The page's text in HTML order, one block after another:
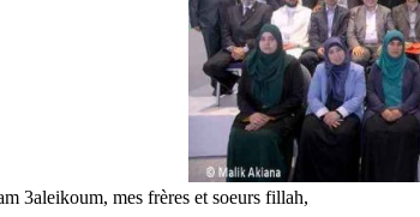
3aleikoum, mes frères et soeurs fillah,